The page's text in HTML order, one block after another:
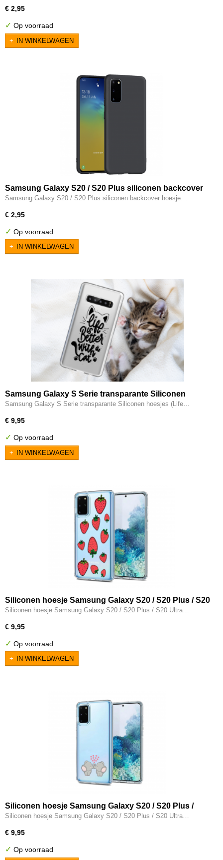
€ 2,95
✓ Op voorraad
IN WINKELWAGEN
Samsung Galaxy S20 / S20 Plus siliconen backcover
hoesje zwart
Samsung Galaxy S20 / S20 Plus siliconen backcover hoesje…
€ 2,95
✓ Op voorraad
IN WINKELWAGEN
Samsung Galaxy S Serie transparante Siliconen
hoesjes (Life is better with a cat)
Samsung Galaxy S Serie transparante Siliconen hoesjes (Life…
€ 9,95
✓ Op voorraad
IN WINKELWAGEN
Siliconen hoesje Samsung Galaxy S20 / S20 Plus / S20
Ultra transparant aardbeien
Siliconen hoesje Samsung Galaxy S20 / S20 Plus / S20 Ultra…
€ 9,95
✓ Op voorraad
IN WINKELWAGEN
Siliconen hoesje Samsung Galaxy S20 / S20 Plus /
S20 Ultra transparant olifantjes
Siliconen hoesje Samsung Galaxy S20 / S20 Plus / S20 Ultra…
€ 9,95
✓ Op voorraad